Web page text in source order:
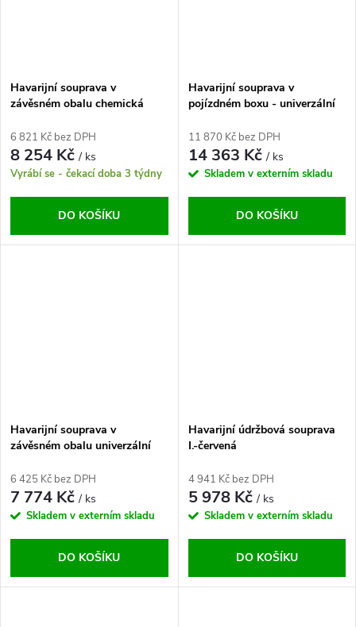
Havarijní souprava v
závěsném obalu chemická
6 821 Kč bez DPH
8 254 Kč/ ks
Vyrábí se - čekací doba 3 týdny
DO KOŠÍKU
Havarijní souprava v
pojízdném boxu - univerzální
11 870 Kč bez DPH
14 363 Kč/ ks
Skladem v externím skladu
DO KOŠÍKU
Havarijní souprava v
závěsném obalu univerzální
6 425 Kč bez DPH
7 774 Kč/ ks
Skladem v externím skladu
DO KOŠÍKU
Havarijní údržbová souprava
I.-červená
4 941 Kč bez DPH
5 978 Kč/ ks
Skladem v externím skladu
DO KOŠÍKU